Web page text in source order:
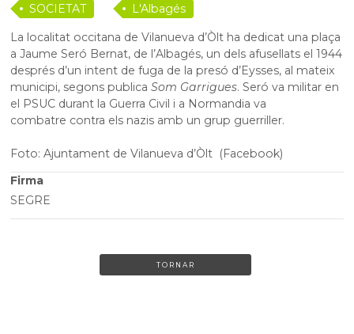
SOCIETAT
L'Albagés
La localitat occitana de Vilanueva d’Òlt ha dedicat una plaça
a Jaume Seró Bernat, de l’Albagés, un dels afusellats el 1944
després d’un intent de fuga de la presó d’Eysses, al mateix
municipi, segons publicaSom Garrigues. Seró va militar en
el PSUC durant la Guerra Civil i a Normandia va
combatre contra els nazis amb un grup guerriller.
Foto: Ajuntament de Vilanueva d’Òlt (Facebook)
Firma
SEGRE
TORNAR